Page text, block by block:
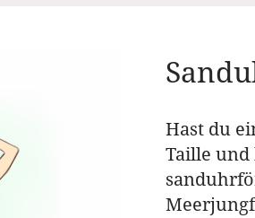
Hast du
Taille